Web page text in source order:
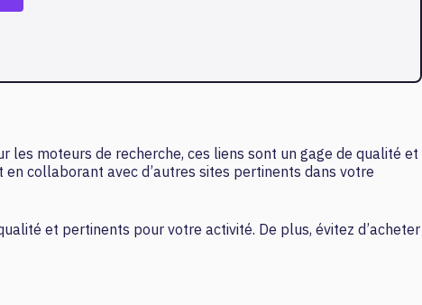
les moteurs de recherche, ces liens sont un gage de qualité et
collaborant avec d’autres sites pertinents dans votre
et pertinents pour votre activité. De plus, évitez d’acheter